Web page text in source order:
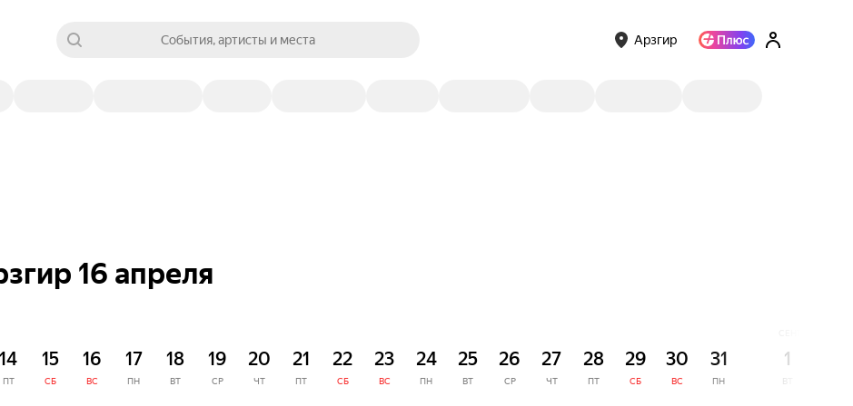
События, артисты и места Арзгир
16 апреля
14
ПТ
15
СБ
16
ВС
17
ПН
18
ВТ
19
СР
20
ЧТ
21
ПТ
22
СБ
23
ВС
24
ПН
25
ВТ
26
СР
27
ЧТ
28
ПТ
29
СБ
30
ВС
31
ПН
1
ВТ